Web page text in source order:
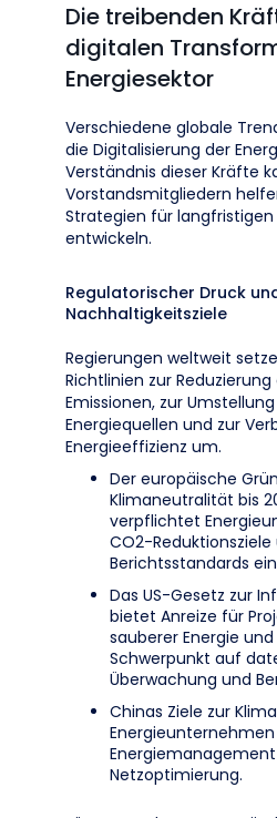
Die treibenden
digitalen
Energiesektor
Verschiedene globale
die Digitalisierung der
Verständnis dieser Kräfte
Vorstandsmitgliedern
Strategien für langfristigen
entwickeln.
Regulatorischer Druck
Nachhaltigkeitsziele
Regierungen weltweit
Richtlinien zur
Emissionen, zur
Energiequellen und zur
Energieeffizienz um.
Der europäische
Klimaneutralität bis
verpflichtet
CO2-Reduktionsziele
Berichtsstandards
Das US-Gesetz zur
bietet Anreize für
sauberer Energie
Schwerpunkt auf
Überwachung und
Chinas Ziele zur
Netzoptimierung.